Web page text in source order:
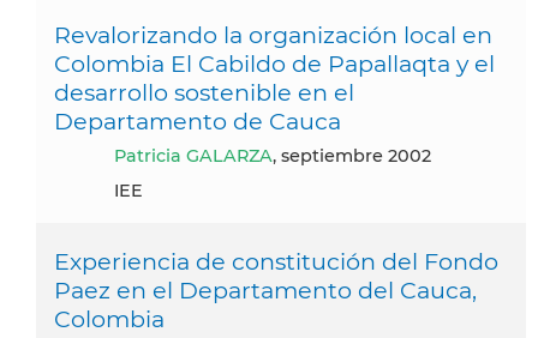
Revalorizando la organización local en
Colombia El Cabildo de Papallaqta y el
desarrollo sostenible en el
Departamento de Cauca
Patricia GALARZA, septiembre 2002
IEE
Experiencia de constitución del Fondo
Paez en el Departamento del Cauca,
Colombia